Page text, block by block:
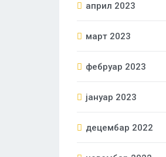
април 2023
март 2023
фебруар 2023
јануар 2023
децембар 2022